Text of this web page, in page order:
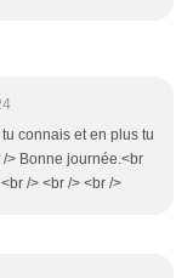
connais et en plus tu
/> Bonne journée.<br
/> <br /> <br />